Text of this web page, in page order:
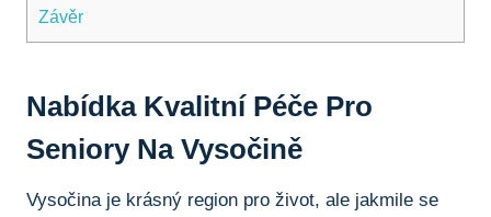
Závěr
Nabídka Kvalitní Péče Pro
Seniory Na Vysočině
Vysočina je krásný region pro život, ale jakmile se